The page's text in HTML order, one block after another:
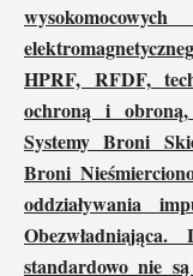
HPRF, RFDF,
ochroną i
Systemy Broni
Broni
oddziaływania
standardowo nie